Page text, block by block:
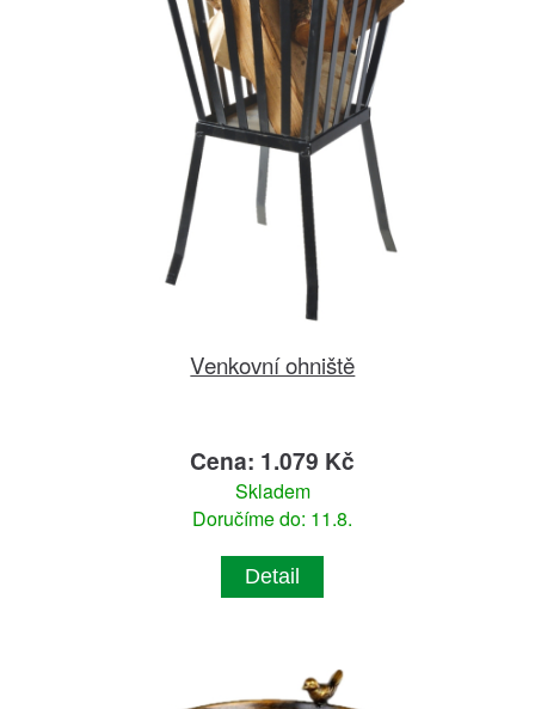
Venkovní ohniště
Cena: 1.079 Kč
Skladem
Doručíme do: 11.8.
Detail